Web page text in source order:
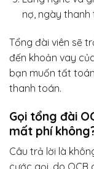
nợ, ngày
Tổng đài viên sẽ
đến khoản vay
bạn muốn tất
thanh toán.
Gọi tổng đài
mất phí
Câu trả lời là